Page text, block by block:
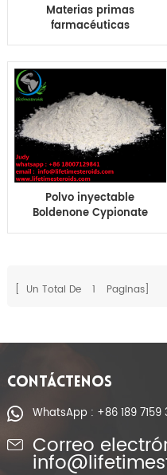
Materias primas
farmacéuticas
Boldenone Cypionate
Cyp polvo CAS 106505-
Polvo inyectable
Boldenone Cypionate
pesas
[ Un Total De 1 Paginas]
CONTÁCTENOS
WhatsApp : +86 189 7159
Correo